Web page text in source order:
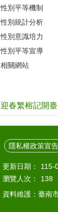
性別平等機制
性別統計分析
性別意識培力
性別平等宣導
相關網站
迎春繁榕記開臺
隱私權政策宣告
更新日期：
115-
瀏覽人次：
138
資料維護：臺南